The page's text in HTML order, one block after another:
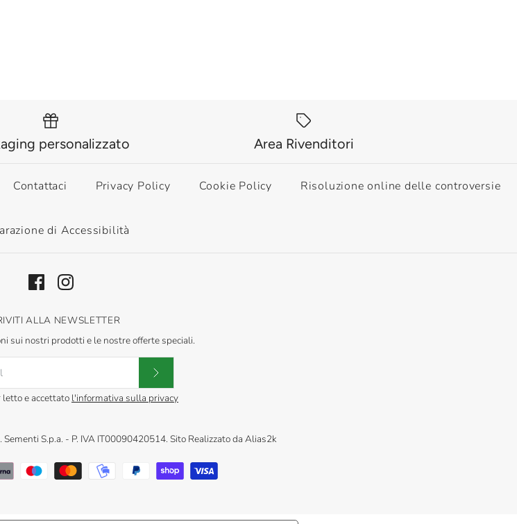
personalizzato Area Rivenditori
Contattaci Privacy Policy Cookie Policy Risoluzione online delle controversie
di Accessibilità
ALLA NEWSLETTER
sui nostri prodotti e le nostre offerte speciali.
letto e accettato l'informativa sulla privacy
Sementi S.p.a. - P. IVA IT00090420514. Sito Realizzato da Alias2k